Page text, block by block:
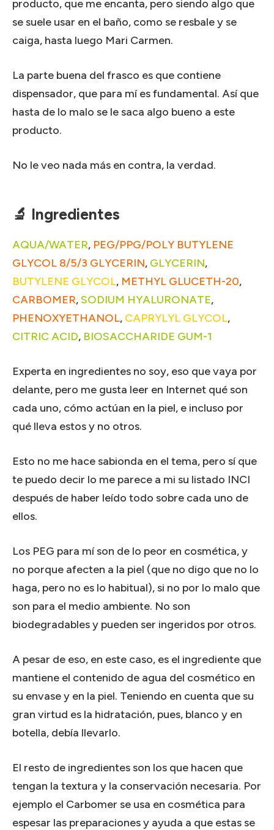
producto, que me encanta, pero siendo algo que
se suele usar en el baño, como se resbale y se
caiga, hasta luego Mari Carmen.
La parte buena del frasco es que contiene
dispensador, que para mí es fundamental. Así que
hasta de lo malo se le saca algo bueno a este
producto.
No le veo nada más en contra, la verdad.
🔬 Ingredientes
AQUA/WATER, PEG/PPG/POLY BUTYLENE
GLYCOL 8/5/3 GLYCERIN, GLYCERIN,
BUTYLENE GLYCOL, METHYL GLUCETH-20,
CARBOMER,SODIUM HYALURONATE,
PHENOXYETHANOL, CAPRYLYL GLYCOL,
CITRIC ACID, BIOSACCHARIDE GUM-1
Experta en ingredientes no soy, eso que vaya por
delante, pero me gusta leer en Internet qué son
cada uno, cómo actúan en la piel, e incluso por
qué lleva estos y no otros.
Esto no me hace sabionda en el tema, pero sí que
te puedo decir lo me parece a mi su listado INCI
después de haber leído todo sobre cada uno de
ellos.
Los PEG para mí son de lo peor en cosmética, y
no porque afecten a la piel (que no digo que no lo
haga, pero no es lo habitual), si no por lo malo que
son para el medio ambiente. No son
biodegradables y pueden ser ingeridos por otros.
A pesar de eso, en este caso, es el ingrediente que
mantiene el contenido de agua del cosmético en
su envase y en la piel. Teniendo en cuenta que su
gran virtud es la hidratación, pues, blanco y en
botella, debía llevarlo.
El resto de ingredientes son los que hacen que
tengan la textura y la conservación necesaria. Por
ejemplo el Carbomer se usa en cosmética para
espesar las preparaciones y ayuda a que estas se